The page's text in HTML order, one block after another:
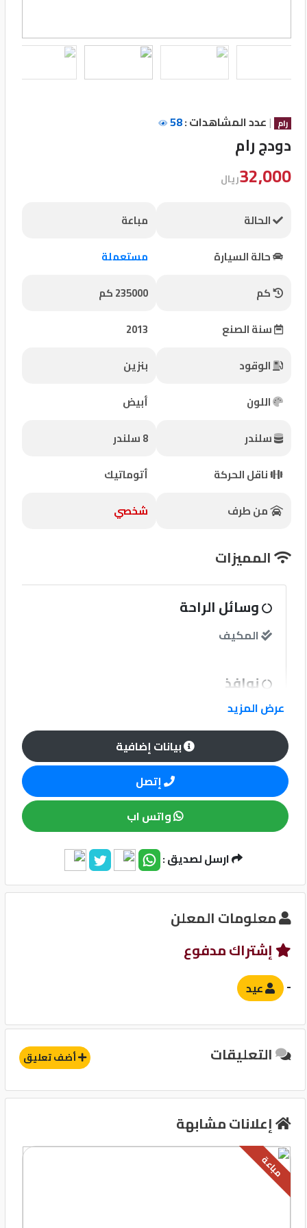
الدخول
English
مستثمري
السيارات
مطلوب
شركات
مميزة
إتصل
بنا
المنتدى
كيو
نمبر
كيو
كارز
الدليل
القطري
Cars
رام | عدد المشاهدات :58
دودج رام
32,000ريال
الحالة
مباعة
حالة السيارة
مستعملة
كم
235000 كم
سنة الصنع
2013
الوقود
بنزين
اللون
أبيض
سلندر
8 سلندر
ناقل الحركة
أتوماتيك
من طرف
شخصي
المميزات
وسائل الراحة
المكيف
نوافذ
نظام الصوت
وسائل الامان
آخرى
عرض المزيد
بيانات إضافية
إتصل
واتس اب
ارسل لصديق :
معلومات المعلن
إشتراك مدفوع
- عيد
التعليقات أضف تعليق
إعلانات مشابهة
مباعة